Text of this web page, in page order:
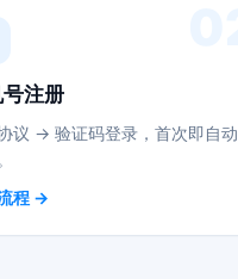
注册
议 → 验证码登录，首次即自动
程 →